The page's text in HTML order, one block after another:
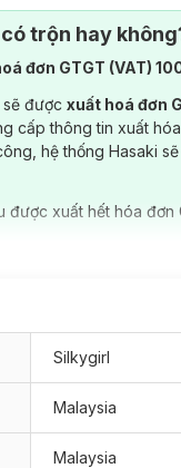
trộn hay
đơn GTGT (VAT)
sẽ được xuất hoá đơn
cấp thông tin xuất
hệ thống Hasaki
được xuất hết hóa
Silkygirl
Malaysia
Malaysia